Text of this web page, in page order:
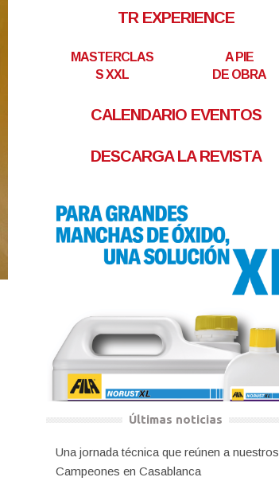
TR EXPERIENCE
MASTERCLAS
S XXL
A PIE
DE OBRA
CALENDARIO EVENTOS
DESCARGA LA REVISTA
Últimas noticias
Una jornada técnica que reúnen a nuestros
Campeones en Casablanca